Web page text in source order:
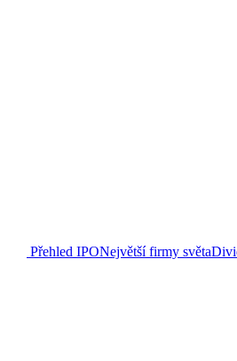
Přehled IPONejvětší firmy světa